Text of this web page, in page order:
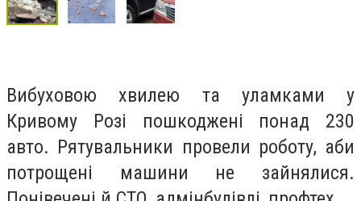
Вибуховою хвилею та уламками у
Кривому Розі пошкоджені понад 230
авто. Рятувальники провели роботу, аби
потрощені машини не зайнялися.